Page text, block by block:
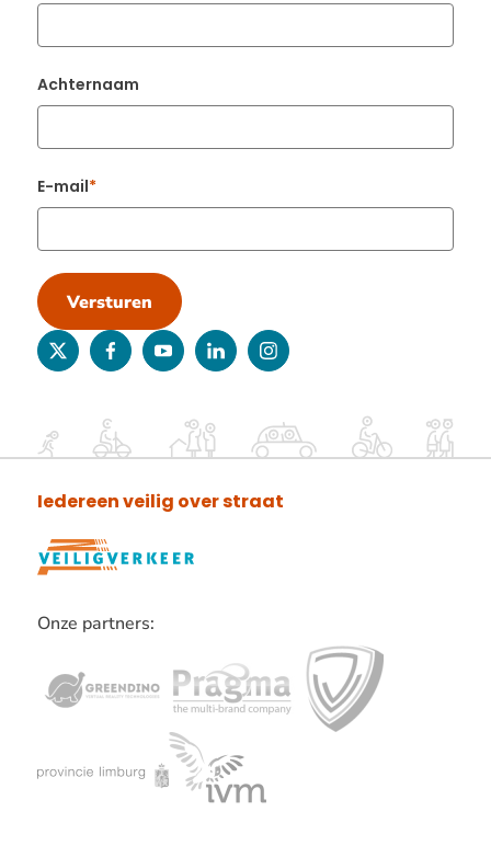
Achternaam
E-mail
Versturen
twitterfacebookyoutubelinkedininstagram
Iedereen veilig over straat
Onze partners:
verder
partners